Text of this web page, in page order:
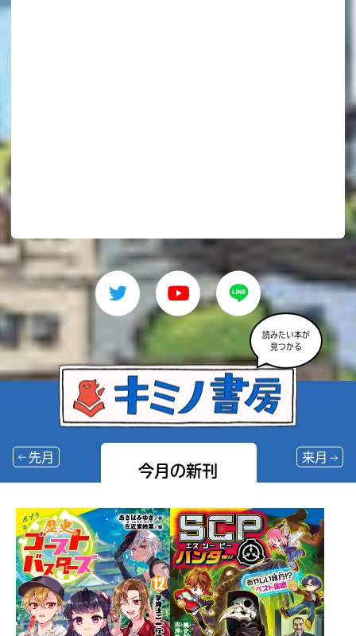
読みたい本が
見つかる
今月の新刊
先月 来月